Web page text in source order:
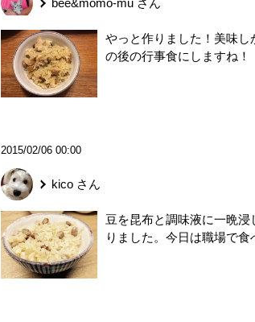
bee&momo-mu さん
やっと作りました！美味
の後の行事食にしますね！
2015/02/06 00:00
kico さん
豆を昆布と調味液に一晩
りました。今日は職場で食